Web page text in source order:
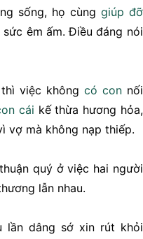
sống, họ cùng giúp đỡ
êm ấm. Điều đáng nói
thì việc không có connối
cái kế thừa hương hỏa,
vợ mà không nạp thiếp.
quý ở việc hai người
lẫn nhau.
lần dâng sớ xin rút khỏi